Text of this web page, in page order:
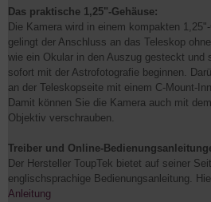
Das praktische 1,25"-Gehäuse:
Die Kamera wird in einem kompakten
gelingt der Anschluss an das Teleskop
wie ein Okular in den Auszug gesteckt und
sofort mit der Astrofotografie beginnen.
an der Teleskopseite mit einem C-Mount-
Damit können Sie die Kamera auch mit
Objektiv verschrauben.
Treiber und Online-
Der Hersteller ToupTek bietet auf seiner
englischsprachige Bedienungsanleitung.
Anleitung